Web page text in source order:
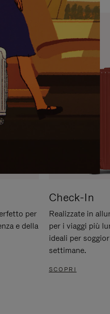
per
e della
Check-In
Realizzate in
per i viaggi più
ideali per
settimane.
SCOPRI